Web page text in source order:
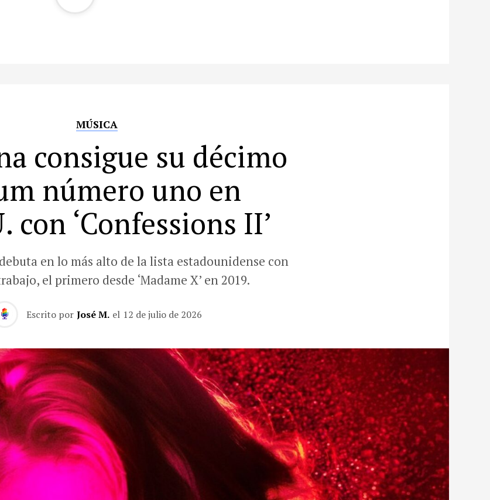
MÚSICA
consigue su décimo
número uno en
con ‘Confessions II’
en lo más alto de la lista estadounidense con
el primero desde ‘Madame X’ en 2019.
Escrito por José M. el 12 de julio de 2026